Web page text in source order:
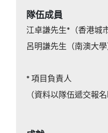
隊伍成員
江卓謙先生*（香港城
呂明謙先生（南澳大學
* 項目負責人
（資料以隊伍遞交報名